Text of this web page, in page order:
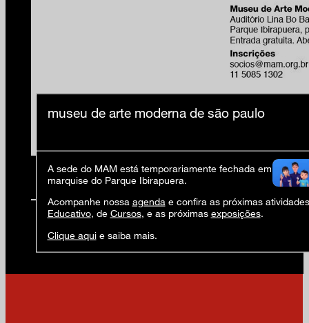
museu de arte moderna de são paulo
A sede do MAM está temporariamente fechada em virtude
marquise do Parque Ibirapuera.
Acompanhe nossa agenda e confira as próximas
Educativo, de Cursos, e as próximas exposições.
Clique aquie saiba mais.